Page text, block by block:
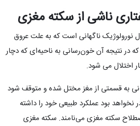
ناشی از سکته مغزی
نورولوژیک ناگهانی است که به علت عروق
در نتیجه آن خون‌رسانی به ناحیه‌ای که دچار
اختلال می شود.
به قسمتی از مغز مختل شده و متوقف شود
نخواهد بود عملکرد طبیعی خود را داشته
سکته مغزی می‌نامند. سکته مغزی